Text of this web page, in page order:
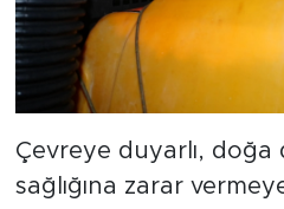
Çevreye duyarlı, doğa
sağlığına zarar